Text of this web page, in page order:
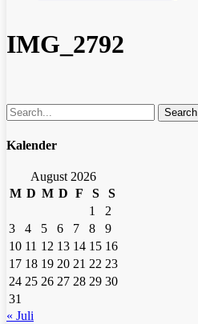
IMG_2792
Search
Kalender
August 2026
M D M D F S
S
1
2
3
4 5 6 7 8
9
10 11 12 13 14 15 16
17 18 19 20 21 22 23
24 25 26 27 28 29 30
31
« Juli